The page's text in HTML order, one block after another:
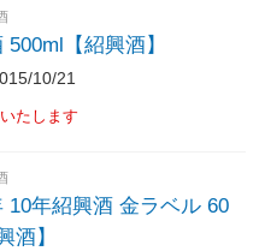
【紹興酒】
10/21
たします
10年紹興酒 金ラベル 60
酒】